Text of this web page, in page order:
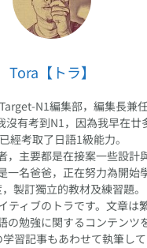
Tora【トラ】
N1編集部，編集長兼
沒有考到N1，因為我早在廿
經考取了日語1級能力。
，主要都是在接案一些設計
一名爸爸，正在努力為開始
製訂獨立的教材及練習題。
ティブのトラです。文章は
の勉強に関するコンテンツ
習記事もあわせて執筆して